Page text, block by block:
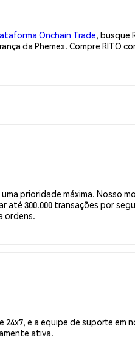
Onchain Trade, busque
da Phemex. Compre RITO
prioridade máxima. Nosso
até 300.000 transações por
ordens.
e a equipe de suporte em
ativa.